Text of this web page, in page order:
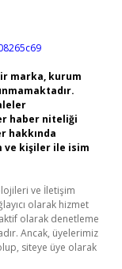
marka, kurum
haber niteliği
hakkında
ve kişiler ile isim
ve İletişim
olarak hizmet
olarak denetleme
Ancak, üyelerimiz
siteye üye olarak